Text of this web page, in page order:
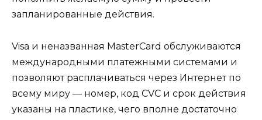
запланированные действия.
Visa и неназванная MasterCard обслуживаются
международными платежными системами и
позволяют расплачиваться через Интернет по
всему миру — номер, код CVC и срок действия
указаны на пластике, чего вполне достаточно